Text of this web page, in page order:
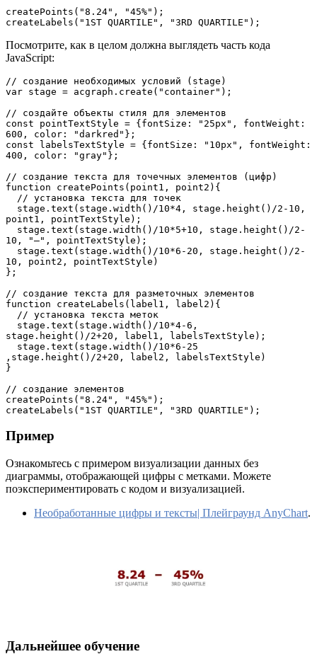
createPoints("8.24", "45%");
createLabels("1ST QUARTILE", "3RD QUARTILE");
Посмотрите, как в целом должна выглядеть часть кода
JavaScript:
// создание необходимых условий (stage)
var stage = acgraph.create("container");
// создайте объекты стиля для элементов
const pointTextStyle = {fontSize: "25px", fontWeight:
600, color: "darkred"};
const labelsTextStyle = {fontSize: "10px", fontWeight:
400, color: "gray"};
// создание текста для точечных элементов (цифр)
function createPoints(point1, point2){
  // установка текста для точек
point1, pointTextStyle);
10, "–", pointTextStyle);
10, point2, pointTextStyle)
};
// создание текста для разметочных элементов
function createLabels(label1, label2){
  // установка текста меток
stage.height()/2+20, label1, labelsTextStyle);
,stage.height()/2+20, label2, labelsTextStyle)
}
// создание элементов
createPoints("8.24", "45%");
createLabels("1ST QUARTILE", "3RD QUARTILE");
Пример
Ознакомьтесь с примером визуализации данных без
диаграммы, отображающей цифры с метками. Можете
поэкспериментировать с кодом и визуализацией.
Необработанные цифры и тексты| Плейграунд AnyChart.
Дальнейшее обучение